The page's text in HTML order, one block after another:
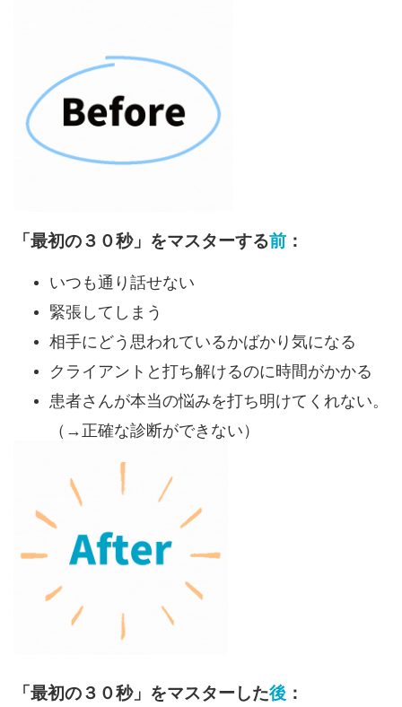
「最初の３０秒」をマスターする前 ：
いつも通り話せない
緊張してしまう
相手にどう思われているかばかり気になる
クライアントと打ち解けるのに時間がかかる
患者さんが本当の悩みを打ち明けてくれない。
（→正確な診断ができない）
「最初の３０秒」をマスターした後 ：